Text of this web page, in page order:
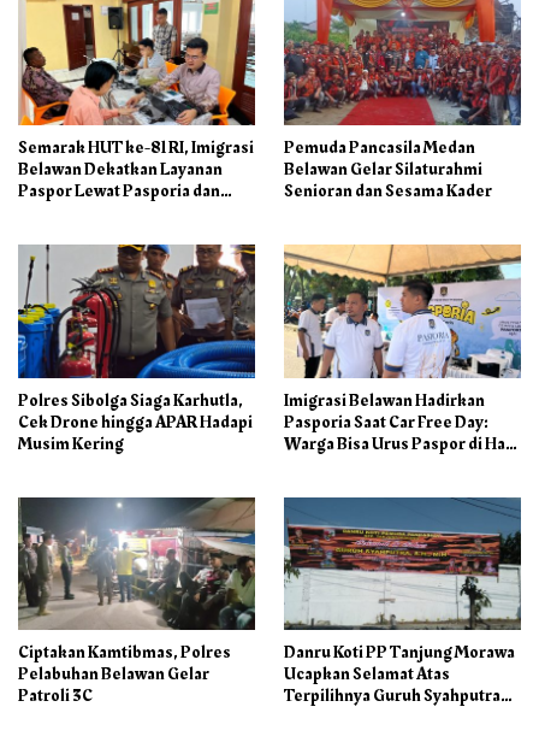
Semarak HUT ke-81 RI, Imigrasi
Belawan Dekatkan Layanan
Paspor Lewat Pasporia dan
Pemuda Pancasila Medan
Belawan Gelar Silaturahmi
Senioran dan Sesama Kader
Polres Sibolga Siaga Karhutla,
Cek Drone hingga APAR Hadapi
Musim Kering
Imigrasi Belawan Hadirkan
Pasporia Saat Car Free Day:
Warga Bisa Urus Paspor di Hari
Ciptakan Kamtibmas, Polres
Pelabuhan Belawan Gelar
Patroli 3C
Danru Koti PP Tanjung Morawa
Ucapkan Selamat Atas
Terpilihnya Guruh Syahputra